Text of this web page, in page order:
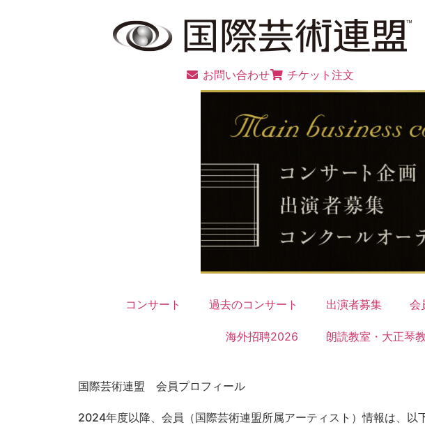
お問い合わせ チケット注文
コンサート 過去のコンサート 出演者募集 会
海外招聘2026 朗読教室・大正琴
国際芸術連盟 会員プロフィール
2024年度以降、会員（国際芸術連盟所属アーティスト）情報は、以